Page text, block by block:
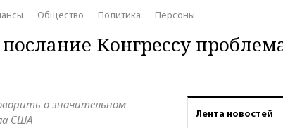
Общество Политика Персоны
Конгрессу
Лента новостей
о значительном
США